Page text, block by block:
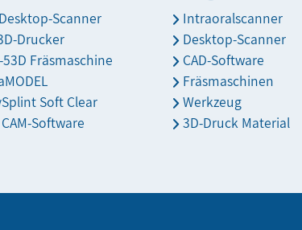
Scanner
Drucker
Fräsmaschine
Soft Clear
Software
Intraoralscanner
Desktop-Scanner
CAD-Software
Fräsmaschinen
Werkzeug
3D-Druck Material